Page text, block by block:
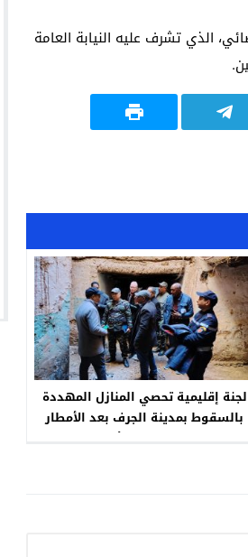
الذي تشرف عليه النيابة العامة
لجنة إقليمية تحصي المنازل المهددة
بالسقوط بمدينة الجرف بعد الأمطار
والفيضانات الأخيرة